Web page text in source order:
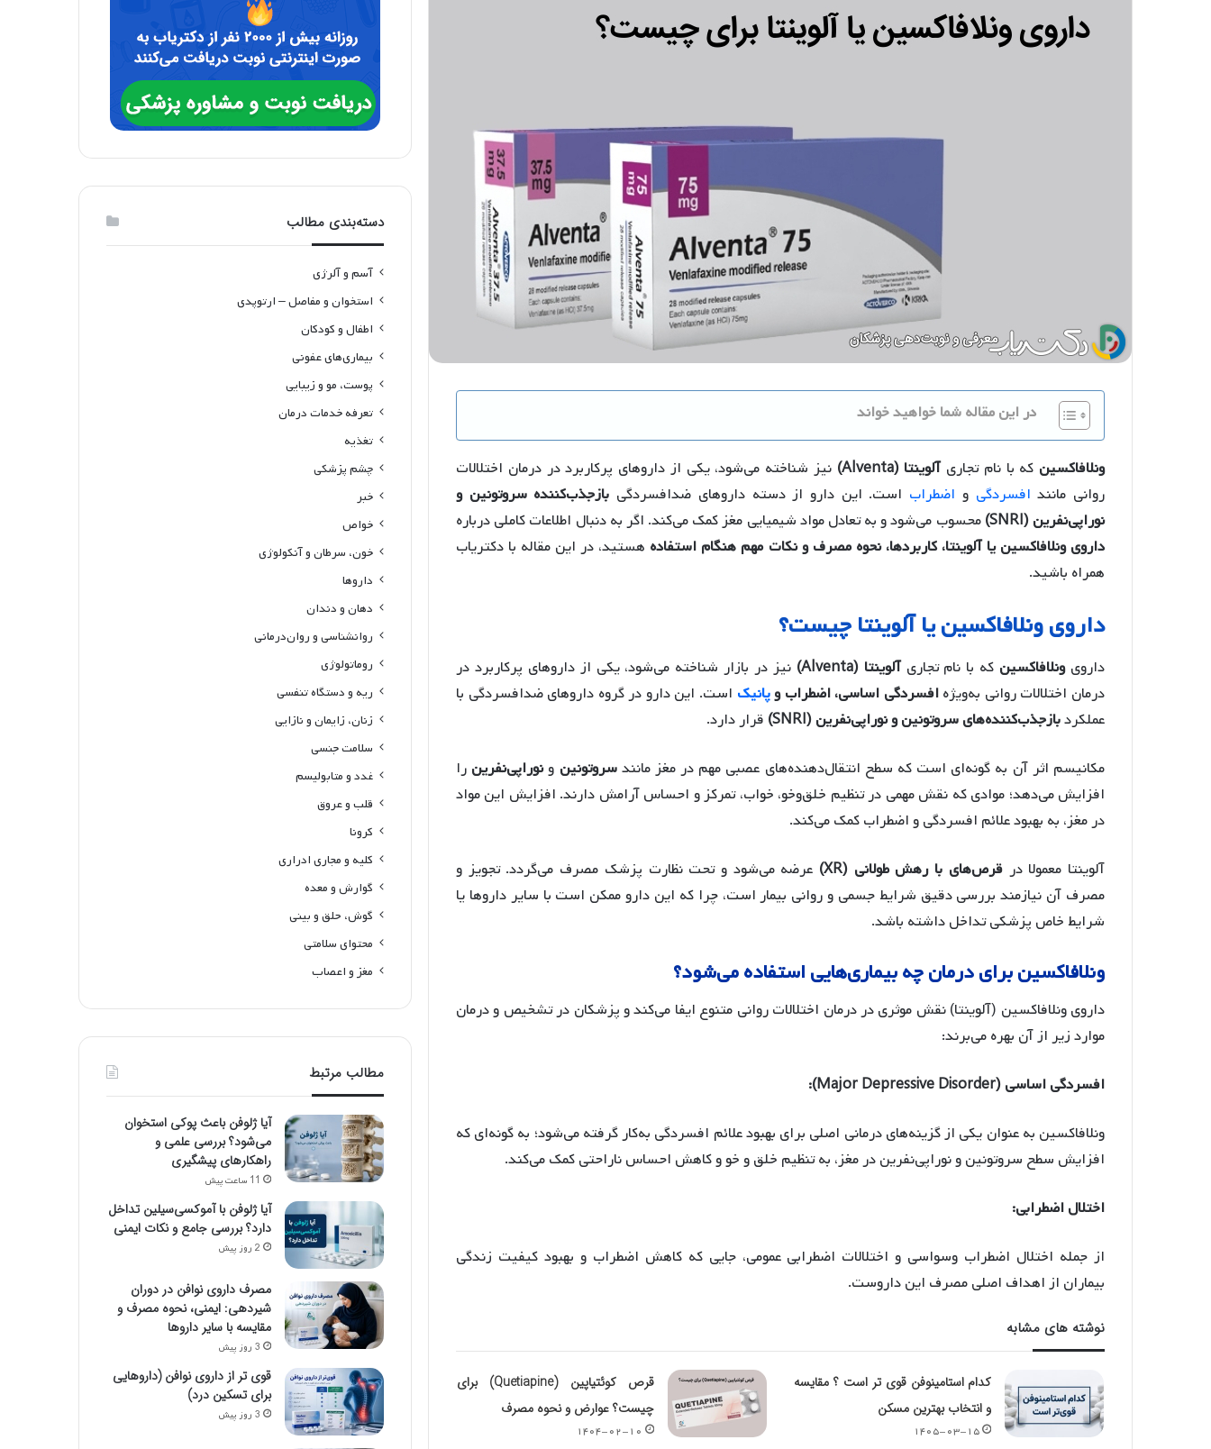
در این مقاله شما خواهید خواند
ونلافاکسین که با نام تجاریآلوینتا (Alventa)
نیز شناخته می‌شود، یکی از داروهای پرکاربرد در درمان اختلالات
روانی مانند افسردگی و اضطراب است. این دارو از دسته داروهای ضدافسردگی بازجذب‌کننده سروتونین و
نوراپی‌نفرین (SNRI)
محسوب می‌شود و به تعادل مواد شیمیایی مغز کمک می‌کند. اگر به دنبال اطلاعات کاملی درباره
داروی ونلافاکسین یا آلوینتا، کاربردها، نحوه مصرف و نکات مهم هنگام استفاده هستید، در این مقاله با دکتریاب
همراه باشید.
داروی ونلافاکسین یا آلوینتا چیست؟
دارویونلافاکسین که با نام تجاریآلوینتا (Alventa)
نیز در بازار شناخته می‌شود، یکی از داروهای پرکاربرد در
درمان اختلالات روانی به‌ویژهافسردگی اساسی، اضطراب وپانیک است. این دارو در گروه داروهای ضدافسردگی با
عملکردبازجذب‌کننده‌های سروتونین و نوراپی‌نفرین (SNRI) قرار دارد.
مکانیسم اثر آن به گونه‌ای است که سطح انتقال‌دهنده‌های عصبی مهم در مغز مانندسروتونین ونوراپی‌نفرین را
افزایش می‌دهد؛ موادی که نقش مهمی در تنظیم خلق‌وخو، خواب، تمرکز و احساس آرامش دارند. افزایش این مواد
در مغز، به بهبود علائم افسردگی و اضطراب کمک می‌کند.
آلوینتا معمولا درقرص‌های با رهش طولانی (XR)
عرضه می‌شود و تحت نظارت پزشک مصرف می‌گردد. تجویز و
مصرف آن نیازمند بررسی دقیق شرایط جسمی و روانی بیمار است، چرا که این دارو ممکن است با سایر داروها یا
شرایط خاص پزشکی تداخل داشته باشد.
ونلافاکسین برای درمان چه بیماری‌هایی استفاده می‌شود؟
داروی ونلافاکسین (آلوینتا) نقش موثری در درمان اختلالات روانی متنوع ایفا می‌کند و پزشکان در تشخیص و درمان
موارد زیر از آن بهره می‌برند:
افسردگی اساسی (Major Depressive Disorder):
ونلافاکسین به عنوان یکی از گزینه‌های درمانی اصلی برای بهبود علائم افسردگی به‌کار گرفته می‌شود؛ به گونه‌ای که
افزایش سطح سروتونین و نوراپی‌نفرین در مغز، به تنظیم خلق و خو و کاهش احساس ناراحتی کمک می‌کند.
اختلال اضطرابی:
از جمله اختلال اضطراب وسواسی و اختلالات اضطرابی عمومی، جایی که کاهش اضطراب و بهبود کیفیت زندگی
بیماران از اهداف اصلی مصرف این داروست.
نوشته های مشابه
کدام استامینوفن قوی تر است ؟ مقایسه
و انتخاب بهترین مسکن
۱۴۰۵-۰۳-۱۵
قرص کوئتیاپین (Quetiapine) برای
چیست؟ عوارض و نحوه مصرف
۱۴۰۴-۰۲-۱۰
دسته‌بندی مطالب
آسم و آلرژی
استخوان و مفاصل – ارتوپدی
اطفال و کودکان
بیماری‌های عفونی
پوست، مو و زیبایی
تعرفه خدمات درمان
تغذیه
چشم پزشکی
خبر
خواص
خون، سرطان و آنکولوژی
داروها
دهان و دندان
روانشناسی و روان‌درمانی
روماتولوژی
ریه و دستگاه تنفسی
زنان، زایمان و نازایی
سلامت جنسی
غدد و متابولیسم
قلب و عروق
کرونا
کلیه و مجاری ادراری
گوارش و معده
گوش، حلق و بینی
محتوای سلامتی
مغز و اعصاب
مطالب مرتبط
آیا ژلوفن باعث پوکی استخوان
می‌شود؟ بررسی علمی و
راهکارهای پیشگیری
11 ساعت پیش
آیا ژلوفن با آموکسی‌سیلین تداخل
دارد؟ بررسی جامع و نکات ایمنی
2 روز پیش
مصرف داروی نوافن در دوران
شیردهی: ایمنی، نحوه مصرف و
مقایسه با سایر داروها
3 روز پیش
قوی تر از داروی نوافن (داروهایی
برای تسکین درد)
3 روز پیش